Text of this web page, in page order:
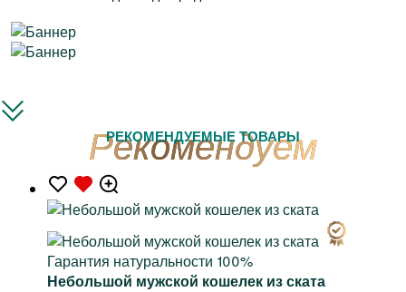
РЕКОМЕНДУЕМЫЕ ТОВАРЫ
Гарантия натуральности 100%
Небольшой мужской кошелек из ската